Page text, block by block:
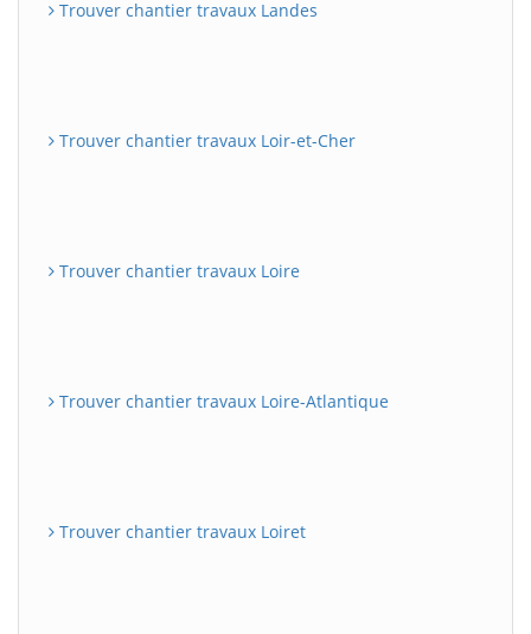
Trouver chantier travaux Landes
Trouver chantier travaux Loir-et-Cher
Trouver chantier travaux Loire
Trouver chantier travaux Loire-Atlantique
Trouver chantier travaux Loiret